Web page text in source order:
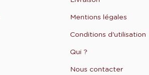
Mentions légales
Conditions d'utilisation
Qui ?
Nous contacter